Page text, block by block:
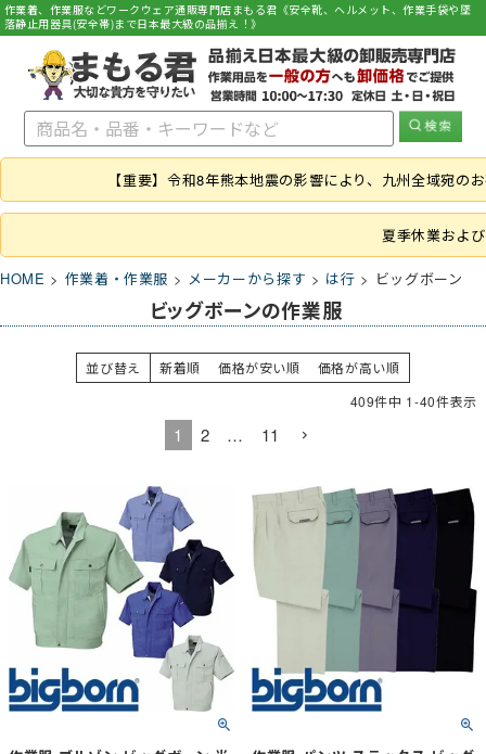
作業着、作業服などワークウェア通販専門店まもる君《安全靴、ヘルメット、作業手袋や墜
落静止用器具(安全帯)まで日本最大級の品揃え！》
【重要】令和8年熊本地震の影響により、九州全域宛
夏季休業およ
HOME 作業着・作業服 メーカーから探す は行 ビッグボーン
ビッグボーンの作業服
並び替え 新着順 価格が安い順
価格が高い順
409件中 1-40件表示
1 2 … 11